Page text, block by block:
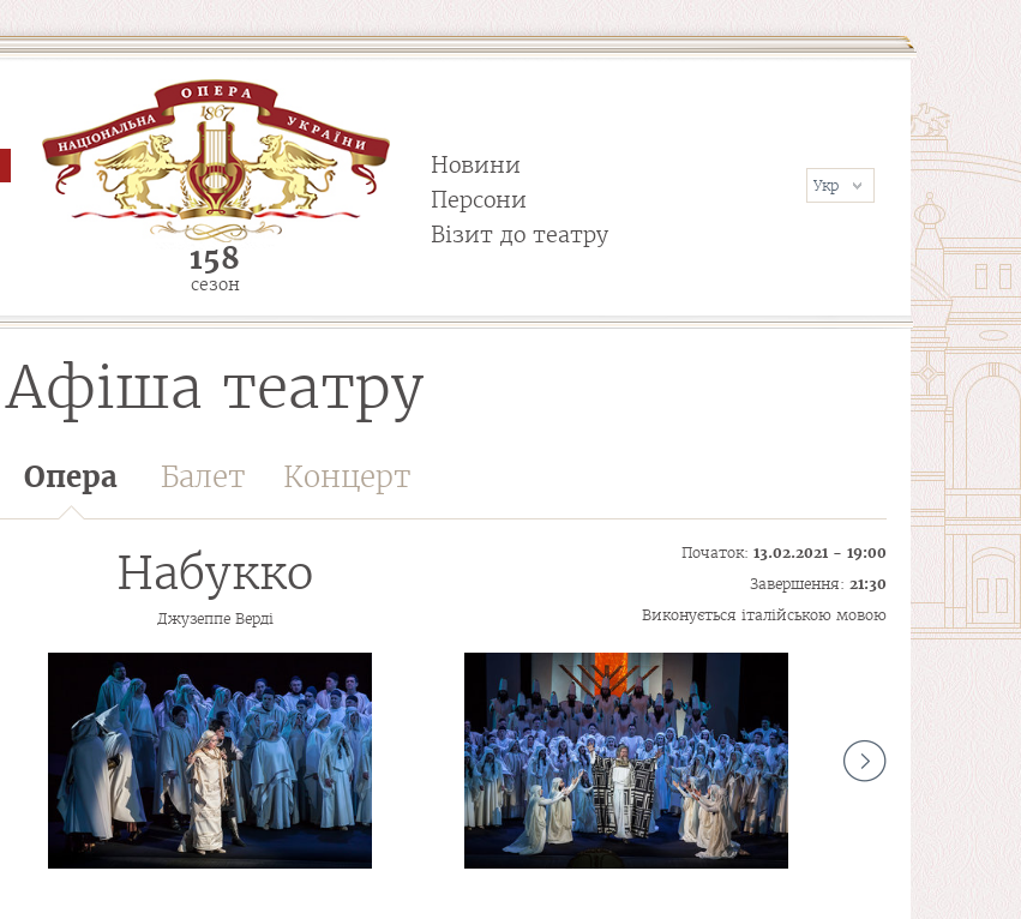
Новини
Персони
Візит до театру
158
сезон
Афіша театру
Опера Балет Концерт
Початок: 13.02.2021 - 19:00
Завершення: 21:30
Виконується італійською мовою
Набукко
Джузеппе Верді